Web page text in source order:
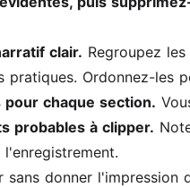
clair. Regroupez
pratiques. Ordonnez-les
chaque section.
probables à clipper.
sans donner l'impression